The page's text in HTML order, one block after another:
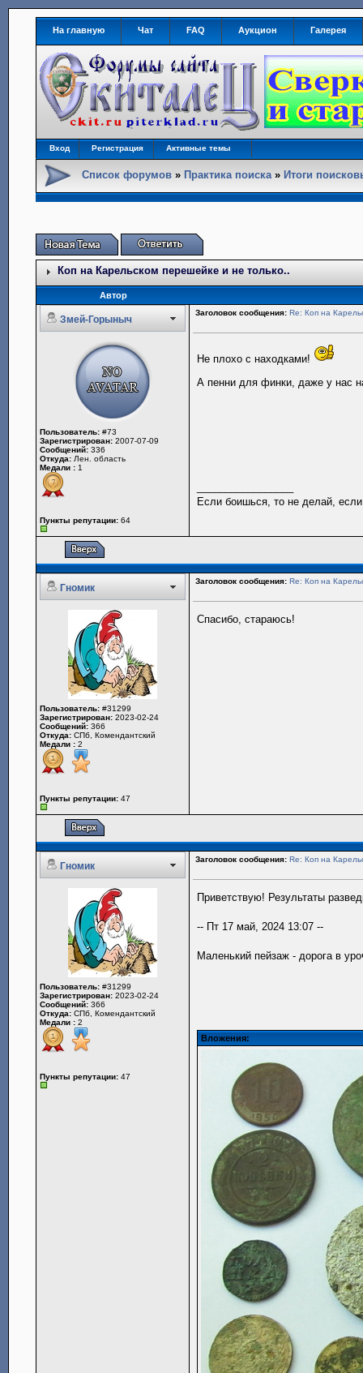
На главную Чат FAQ Аукцион Галерея
Вход Регистрация Активные темы
Список форумов » Практика поиска» Итоги
Коп на Карельском перешейке и не только..
Автор
Змей-Горыныч
Заголовок сообщения: Re: Коп на
Пользователь: #73
Зарегистрирован: 2007-07-09
Сообщений: 336
Откуда: Лен. область
Медали : 1
Пункты репутации: 64
Не плохо с находками!
А пенни для финки, даже у нас
Если боишься, то не делай,
Гномик
Заголовок сообщения: Re: Коп на
Пользователь: #31299
Зарегистрирован: 2023-02-24
Сообщений: 366
Откуда: СПб, Комендантский
Медали : 2
Пункты репутации: 47
Спасибо, стараюсь!
Гномик
Заголовок сообщения: Re: Коп на
Пользователь: #31299
Зарегистрирован: 2023-02-24
Сообщений: 366
Откуда: СПб, Комендантский
Медали : 2
Пункты репутации: 47
Приветствую! Результаты
-- Пт 17 май, 2024 13:07 --
Маленький пейзаж - дорога в
Вложения: